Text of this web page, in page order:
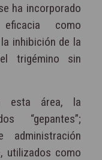
ha incorporado
como
inhibición de la
trigémino sin
esta área, la
“gepantes”;
administración
utilizados como